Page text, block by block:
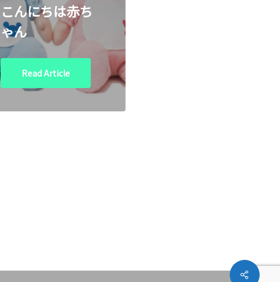
こんにちは赤ち
ゃん
Read Article
Share